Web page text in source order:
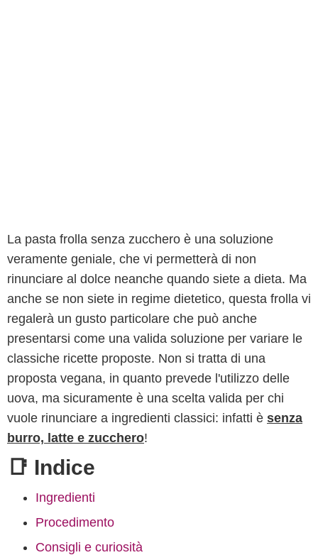
La pasta frolla senza zucchero è una soluzione
veramente geniale, che vi permetterà di non
rinunciare al dolce neanche quando siete a dieta. Ma
anche se non siete in regime dietetico, questa frolla vi
regalerà un gusto particolare che può anche
presentarsi come una valida soluzione per variare le
classiche ricette proposte. Non si tratta di una
proposta vegana, in quanto prevede l'utilizzo delle
uova, ma sicuramente è una scelta valida per chi
vuole rinunciare a ingredienti classici: infatti è senza
burro, latte e zucchero!
📑 Indice
Ingredienti
Procedimento
Consigli e curiosità